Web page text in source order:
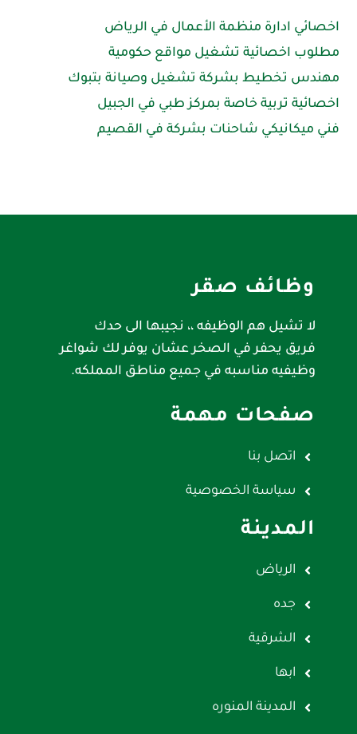
اخصائي ادارة منظمة الأعمال في الرياض
مطلوب اخصائية تشغيل مواقع حكومية
مهندس تخطيط بشركة تشغيل وصيانة بتبوك
اخصائية تربية خاصة بمركز طبي في الجبيل
فني ميكانيكي شاحنات بشركة في القصيم
وظائف صقر
لا تشيل هم الوظيفه ،، نجيبها الى حدك
فريق يحفر في الصخر عشان يوفر لك شواغر
وظيفيه مناسبه في جميع مناطق المملكه.
صفحات مهمة
اتصل بنا
سياسة الخصوصية
المدينة
الرياض
جده
الشرقية
ابها
المدينة المنوره